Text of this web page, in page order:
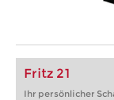
Fritz 21
Ihr persönlicher